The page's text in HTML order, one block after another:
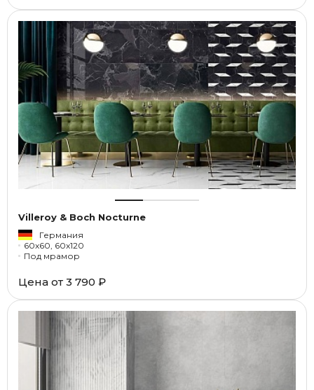
Villeroy & Boch Nocturne
Германия
60x60, 60x120
Под мрамор
Цена от 3 790 ₽